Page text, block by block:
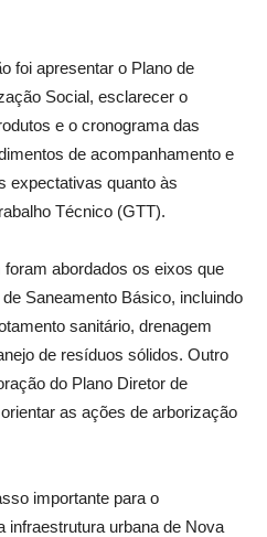
foi apresentar o Plano de
Social, esclarecer o
e o cronograma das
de acompanhamento e
expectativas quanto às
Técnico (GTT).
abordados os eixos que
Saneamento Básico, incluindo
sanitário, drenagem
de resíduos sólidos. Outro
do Plano Diretor de
as ações de arborização
importante para o
infraestrutura urbana de Nova